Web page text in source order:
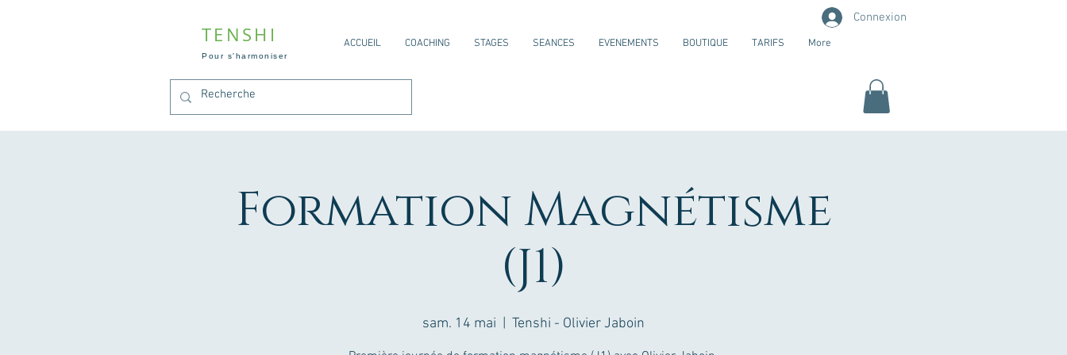
TENSHI
Pour s'harmoniser
ACCUEIL COACHING STAGES SEANCES EVENEMENTS BOUTIQUE TARIFS More
Connexion
Formation Magnétisme
(J1)
sam. 14 mai Tenshi - Olivier Jaboin